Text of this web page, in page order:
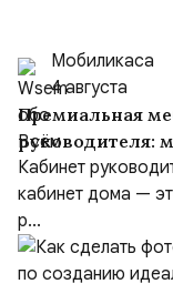
Мобиликаса
4 августа
Премиальная
руководителя:
и советы
Кабинет
кабинет дома —
р...